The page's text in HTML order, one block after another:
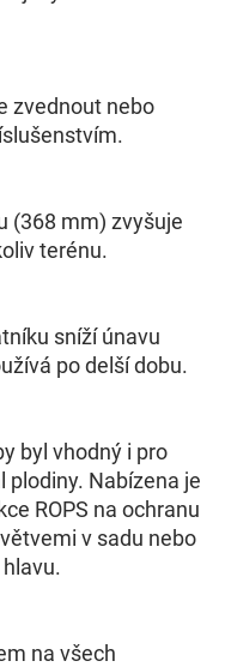
zvednout nebo
(368 mm) zvyšuje
terénu.
sníží únavu
po delší dobu.
byl vhodný i pro
plodiny. Nabízena je
ROPS na ochranu
v sadu nebo
na všech